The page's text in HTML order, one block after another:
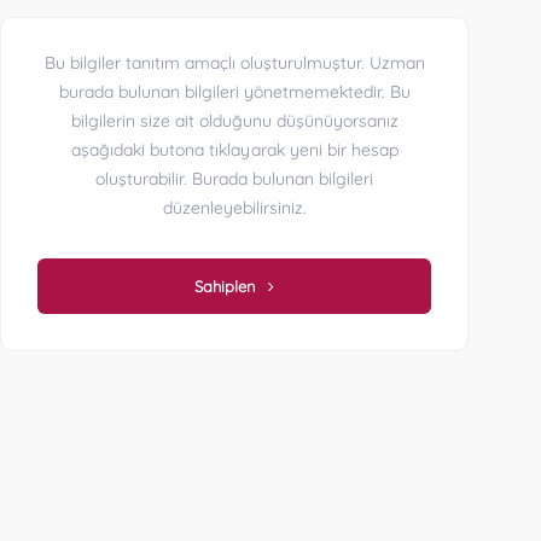
Bu bilgiler tanıtım amaçlı oluşturulmuştur. Uzman
burada bulunan bilgileri yönetmemektedir. Bu
bilgilerin size ait olduğunu düşünüyorsanız
aşağıdaki butona tıklayarak yeni bir hesap
oluşturabilir. Burada bulunan bilgileri
düzenleyebilirsiniz.
Sahiplen